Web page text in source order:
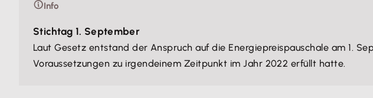
Info
Stichtag 1. September
Laut Gesetz entstand der Anspruch auf die Energiepreispauschale am 1.
Voraussetzungen zu irgendeinem Zeitpunkt im Jahr 2022 erfüllt hatte.